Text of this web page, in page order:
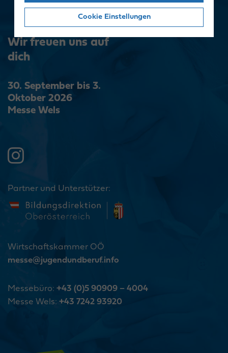
Wir freuen uns auf
dich
30. September bis 3.
Oktober 2026
Messe Wels
Partner und Unterstützer:
Wirtschaftskammer OÖ
messe@jugendundberuf.info
Messebüro: +43 (0)5 90909 – 4004
Messe Wels: +43 7242 93920
Cookie Einstellungen